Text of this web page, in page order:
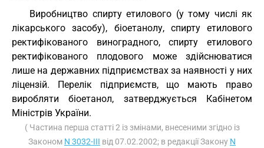
Виробництво спирту етилового (у тому числі як
лікарського засобу), біоетанолу, спирту етилового
ректифікованого виноградного, спирту етилового
ректифікованого плодового може здійснюватися
лише на державних підприємствах за наявності у них
ліцензій. Перелік підприємств, що мають право
виробляти біоетанол, затверджується Кабінетом
Міністрів України.
( Частина перша статті 2 із змінами, внесеними згідно із
Законом N 3032-III від 07.02.2002; в редакції Закону N